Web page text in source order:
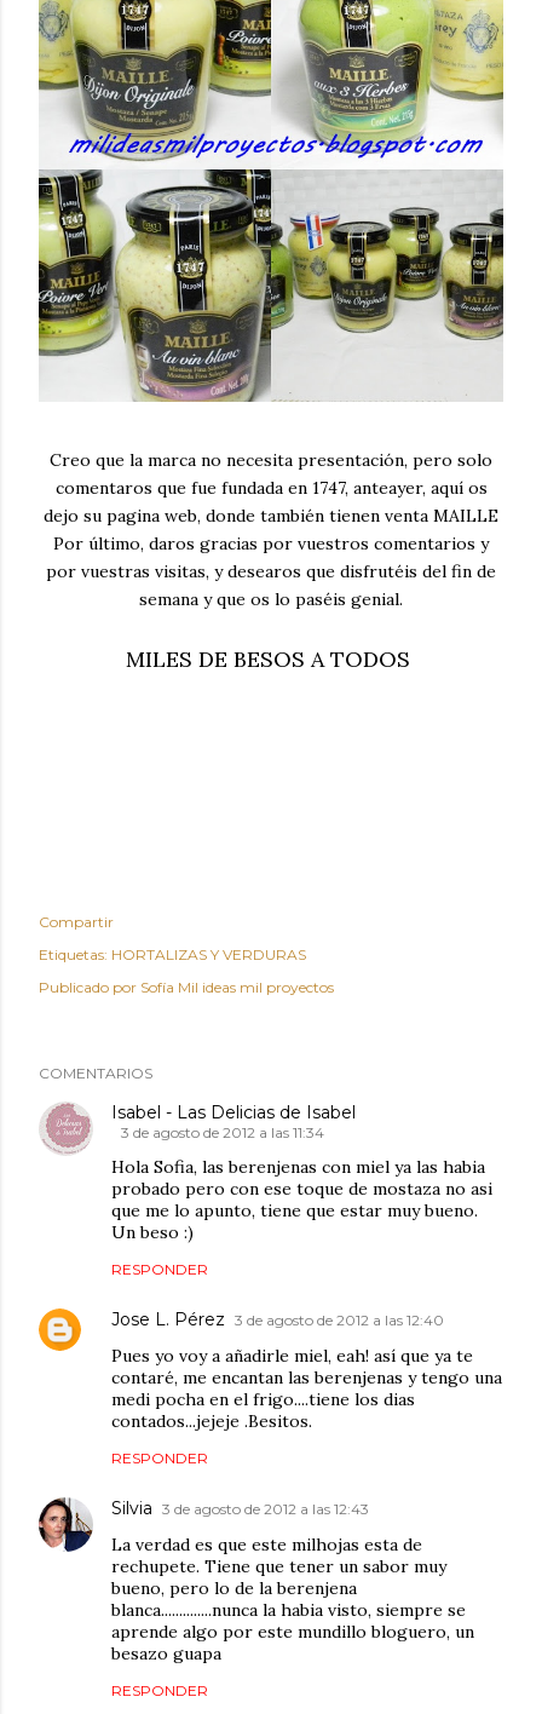
Creo que la marca no necesita presentación, pero solo
comentaros que fue fundada en 1747, anteayer, aquí os
dejo su pagina web, donde también tienen venta MAILLE
Por último, daros gracias por vuestros comentarios y
por vuestras visitas, y desearos que disfrutéis del fin de
semana y que os lo paséis genial.
MILES DE BESOS A TODOS
Compartir
Etiquetas: HORTALIZAS Y VERDURAS
Publicado por Sofía Mil ideas mil proyectos
COMENTARIOS
Isabel - Las Delicias de Isabel
3 de agosto de 2012 a las 11:34
Hola Sofia, las berenjenas con miel ya las habia
probado pero con ese toque de mostaza no asi
que me lo apunto, tiene que estar muy bueno.
Un beso :)
RESPONDER
Jose L. Pérez 3 de agosto de 2012 a las 12:40
Pues yo voy a añadirle miel, eah! así que ya te
contaré, me encantan las berenjenas y tengo una
medi pocha en el frigo....tiene los dias
contados...jejeje .Besitos.
RESPONDER
Silvia 3 de agosto de 2012 a las 12:43
La verdad es que este milhojas esta de
rechupete. Tiene que tener un sabor muy
bueno, pero lo de la berenjena
blanca..............nunca la habia visto, siempre se
aprende algo por este mundillo bloguero, un
besazo guapa
RESPONDER